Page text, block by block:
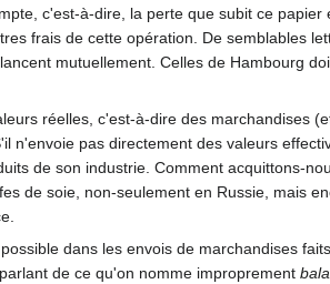
c'est-à-dire, la perte que subit ce
frais de cette opération. De semblables
mutuellement. Celles de Hambourg
réelles, c'est-à-dire des marchandises
pas directement des valeurs
de son industrie. Comment acquittons-
de soie, non-seulement en Russie, mais
dans les envois de marchandises
de ce qu'on nomme improprement